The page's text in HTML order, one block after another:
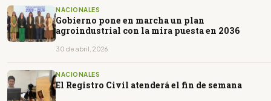
NACIONALES
Gobierno pone en marcha un plan
agroindustrial con la mira puesta en 2036
30 de abril, 2026
NACIONALES
El Registro Civil atenderá el fin de semana